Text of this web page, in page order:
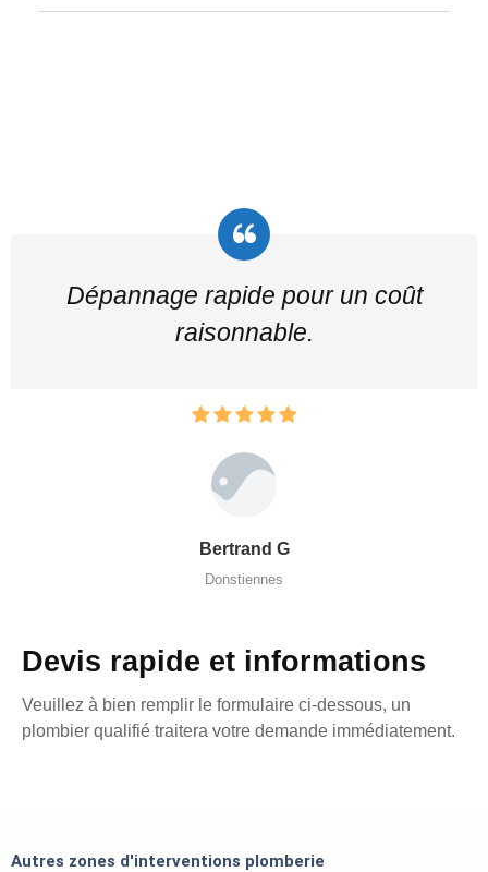
Dépannage rapide pour un coût
raisonnable.
Bertrand G
Donstiennes
Devis rapide et informations
Veuillez à bien remplir le formulaire ci-dessous, un
plombier qualifié traitera votre demande immédiatement.
Autres zones d'interventions plomberie